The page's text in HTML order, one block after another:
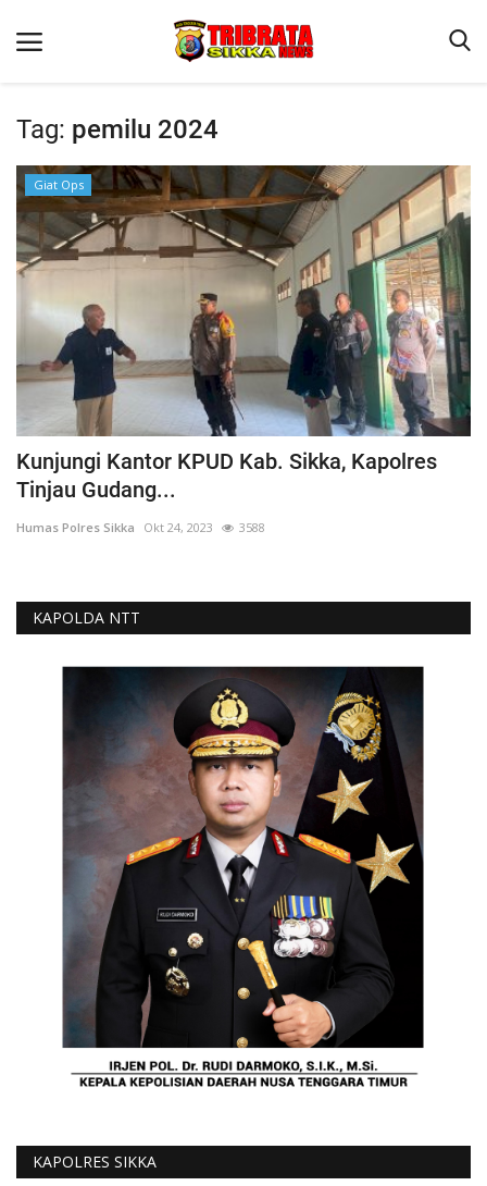
Beranda
Terms & Conditions
Reskrim
Lantas
Polisi Kita
Giat Ops
Tag: pemilu 2024
Giat Ops
Kunjungi Kantor KPUD Kab. Sikka, Kapolres
Tinjau Gudang...
Humas Polres Sikka Okt 24, 2023 3588
KAPOLDA NTT
KAPOLRES SIKKA